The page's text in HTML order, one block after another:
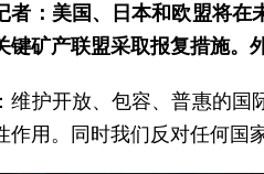
者：美国、日本和欧盟将在
键矿产联盟采取报复措施。
维护开放、包容、普惠的国
作用。同时我们反对任何国